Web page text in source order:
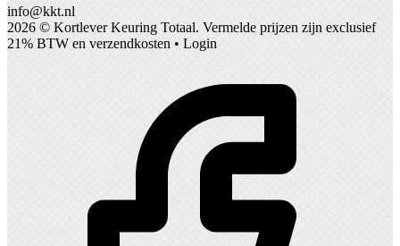
info@kkt.nl
2026 © Kortlever Keuring Totaal. Vermelde prijzen zijn exclusief
21% BTW en verzendkosten • Login